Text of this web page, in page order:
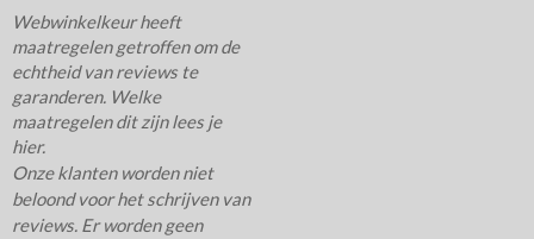
Webwinkelkeur heeft
maatregelen getroffen om de
echtheid van reviews te
garanderen. Welke
maatregelen dit zijn lees je
hier.
Onze klanten worden niet
beloond voor het schrijven van
reviews. Er worden geen